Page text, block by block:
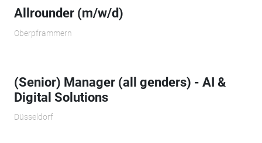
Allrounder (m/w/d)
Oberpframmern
(Senior) Manager (all genders) - AI &
Digital Solutions
Düsseldorf